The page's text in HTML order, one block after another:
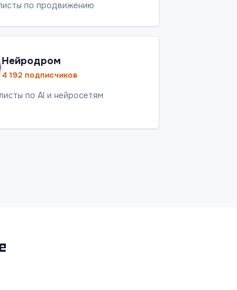
по продвижению
Нейродром
4 192 подписчиков
по AI и нейросетям